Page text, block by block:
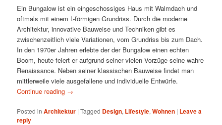
Ein Bungalow ist ein eingeschossiges Haus mit Walmdach und
oftmals mit einem L-förmigen Grundriss. Durch die moderne
Architektur, innovative Bauweise und Techniken gibt es
zwischenzeitlich viele Variationen, vom Grundriss bis zum Dach.
In den 1970er Jahren erlebte der der Bungalow einen echten
Boom, heute feiert er aufgrund seiner vielen Vorzüge seine wahre
Renaissance. Neben seiner klassischen Bauweise findet man
mittlerweile viele ausgefallene und individuelle Entwürfe.
Continue reading →
Posted in Architektur |Tagged Design, Lifestyle,Wohnen | Leave a
reply